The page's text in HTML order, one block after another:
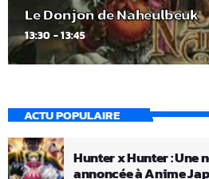
Le Donjon de Naheulbeuk
13:30 - 13:45
ACTU POPULAIRE
Hunter x Hunter : Une
annoncée à Anime